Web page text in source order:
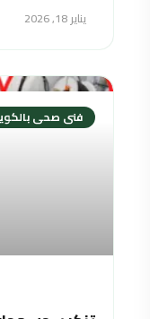
يناير 18, 2026
فنى صحى